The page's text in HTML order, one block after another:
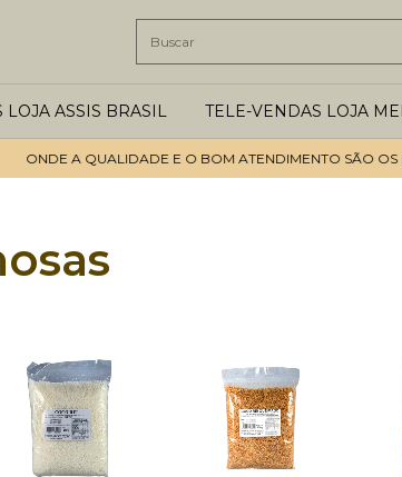
LOJA ASSIS BRASIL TELE-VENDAS LOJA
ONDE A QUALIDADE E O BOM ATENDIMENTO SÃO OS